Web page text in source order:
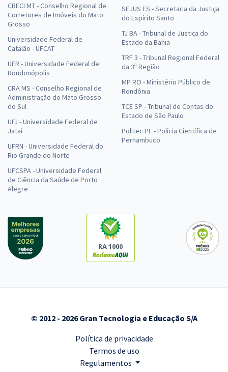
CRECI MT - Conselho Regional de
Corretores de Imóveis do Mato
Grosso
Universidade Federal de
Catalão - UFCAT
UFR - Universidade Federal de
Rondonópolis
CRA MS - Conselho Regional de
Administração do Mato Grosso
do Sul
UFJ - Universidade Federal de
Jataí
UFRN - Universidade Federal do
Rio Grande do Norte
UFCSPA - Universidade Federal
de Ciência da Saúde de Porto
Alegre
SEJUS ES - Secretaria da Justiça
do Espírito Santo
TJ BA - Tribunal de Justiça do
Estado da Bahia
TRF 3 - Tribunal Regional Federal
da 3ª Região
MP RO - Ministério Público de
Rondônia
TCE SP - Tribunal de Contas do
Estado de São Paulo
Politec PE - Polícia Científica de
Pernambuco
RA 1000
© 2012 - 2026 Gran Tecnologia e Educação S/A
Política de privacidade
Termos de uso
Regulamentos